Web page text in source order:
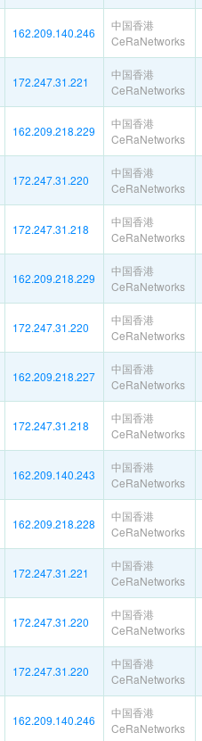
162.209.140.246
中国香港
CeRaNetworks
172.247.31.221
中国香港
CeRaNetworks
162.209.218.229
中国香港
CeRaNetworks
172.247.31.220
中国香港
CeRaNetworks
172.247.31.218
中国香港
CeRaNetworks
162.209.218.229
中国香港
CeRaNetworks
172.247.31.220
中国香港
CeRaNetworks
162.209.218.227
中国香港
CeRaNetworks
172.247.31.218
中国香港
CeRaNetworks
162.209.140.243
中国香港
CeRaNetworks
162.209.218.228
中国香港
CeRaNetworks
172.247.31.221
中国香港
CeRaNetworks
172.247.31.220
中国香港
CeRaNetworks
172.247.31.220
中国香港
CeRaNetworks
162.209.140.246
中国香港
CeRaNetworks